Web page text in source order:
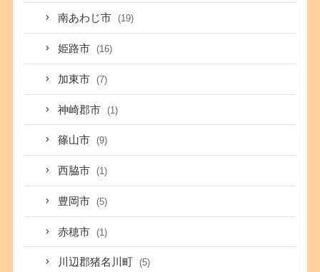
南あわじ市 (19)
姫路市 (16)
加東市 (7)
神崎郡市 (1)
篠山市 (9)
西脇市 (1)
豊岡市 (5)
赤穂市 (1)
川辺郡猪名川町 (5)